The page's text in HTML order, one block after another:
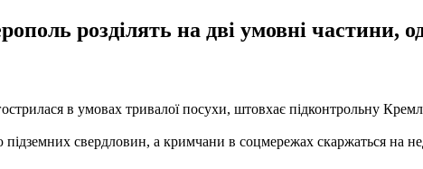
розділять на дві умовні частини,
в умовах тривалої посухи, штовхає підконтрольну
свердловин, а кримчани в соцмережах скаржаться на